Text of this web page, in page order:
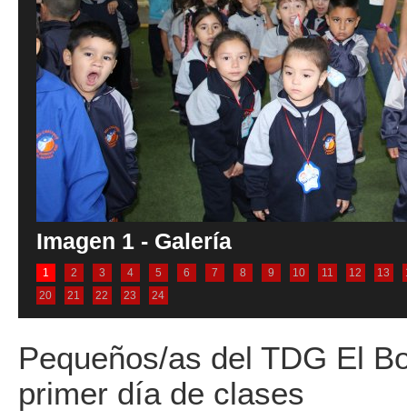
Imagen 1 - Galería
1 2 3 4 5 6 7 8 9 10 11 12 13
20
21 22 23 24
Pequeños/as del TDG El
primer día de clases